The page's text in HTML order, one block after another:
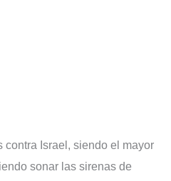
contra Israel, siendo el mayor
sonar las sirenas de